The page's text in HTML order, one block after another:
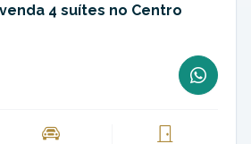
4 suítes no Centro